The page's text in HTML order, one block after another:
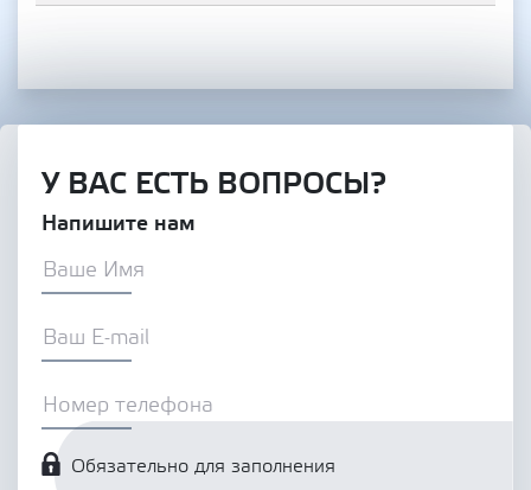
У ВАС ЕСТЬ ВОПРОСЫ?
Напишите нам
Обязательно для заполнения